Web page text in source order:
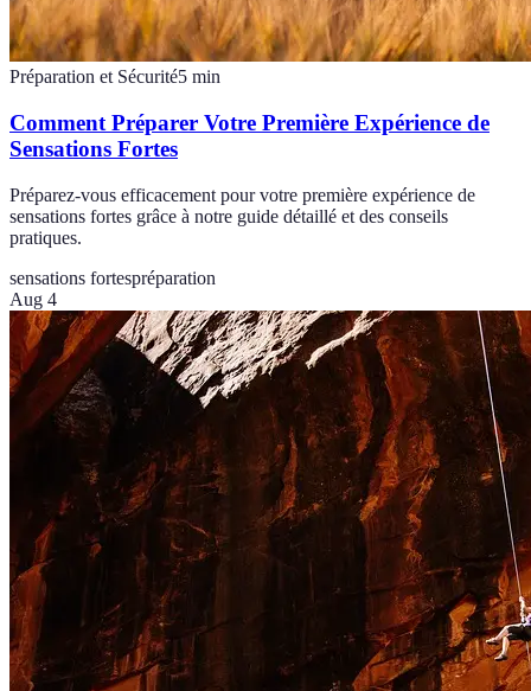
Préparation et Sécurité5 min
Comment Préparer Votre Première Expérience de
Sensations Fortes
Préparez-vous efficacement pour votre première expérience de
sensations fortes grâce à notre guide détaillé et des conseils
pratiques.
sensations fortespréparation
Aug 4